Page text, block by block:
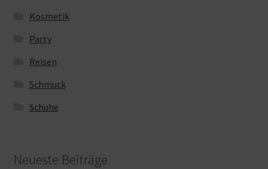
Kosmetik
Party
Reisen
Schmuck
Schuhe
Neueste Beiträge